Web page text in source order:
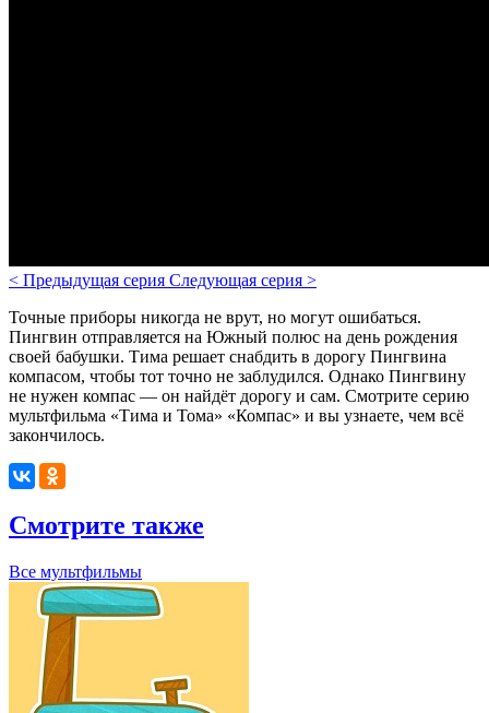
< Предыдущая серия Следующая серия >
Точные приборы никогда не врут, но могут ошибаться.
Пингвин отправляется на Южный полюс на день рождения
своей бабушки. Тима решает снабдить в дорогу Пингвина
компасом, чтобы тот точно не заблудился. Однако Пингвину
не нужен компас — он найдёт дорогу и сам. Смотрите серию
мультфильма «Тима и Тома» «Компас» и вы узнаете, чем всё
закончилось.
Смотрите также
Все мультфильмы